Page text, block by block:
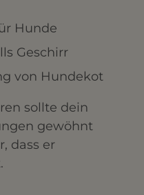
Hunde
Geschirr
von Hundekot
sollte dein
gewöhnt
dass er